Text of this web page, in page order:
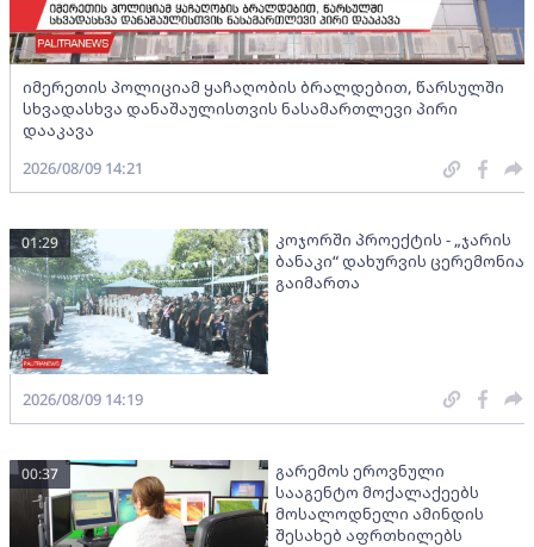
იმერეთის პოლიციამ ყაჩაღობის ბრალდებით, წარსულში
სხვადასხვა დანაშაულისთვის ნასამართლევი პირი
დააკავა
2026/08/09 14:21
კოჯორში პროექტის - „ჯარის
ბანაკი“ დახურვის ცერემონია
გაიმართა
01:29
2026/08/09 14:19
გარემოს ეროვნული
სააგენტო მოქალაქეებს
მოსალოდნელი ამინდის
შესახებ აფრთხილებს
00:37